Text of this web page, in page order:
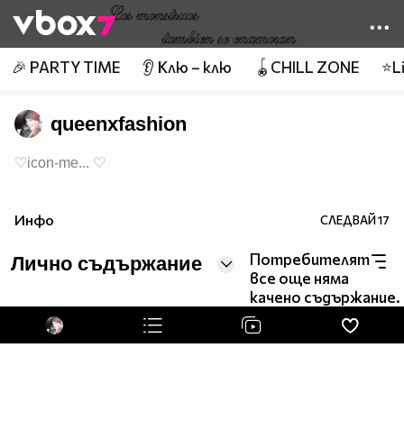
👾
🎉 PARTY TIME 👂 Клю – клю 🪀CHILL ZONE
queenxfashion
♡icon-me... ♡
Инфо СЛЕДВАЙ17
Лично съдържание
Потребителят
все още няма
качено съдържание.